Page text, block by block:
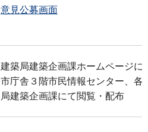
意見公募画面
建築局建築企画課ホームページに
市庁舎３階市民情報センター、各
局建築企画課にて閲覧・配布